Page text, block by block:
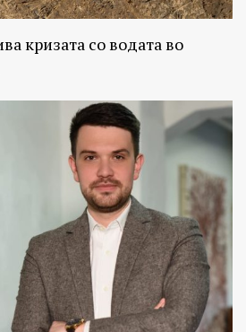
кризата со водата во